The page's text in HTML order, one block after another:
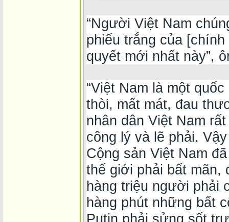
“Người Việt Nam
phiếu trắng của
quyết mới nhất này”,
“Việt Nam là một
thòi, mất mát, đau
nhân dân Việt Nam
công lý và lẽ phải.
Cộng sản Việt Nam
thế giới phải bất mãn,
hàng triệu người phải
hàng phút những bất
Putin phải sửng sốt